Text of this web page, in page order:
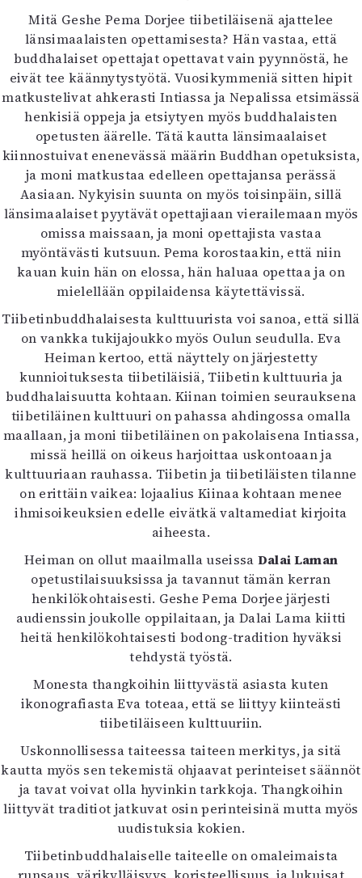
Mitä Geshe Pema Dorjee tiibetiläisenä ajattelee
länsimaalaisten opettamisesta? Hän vastaa, että
buddhalaiset opettajat opettavat vain pyynnöstä, he
eivät tee käännytystyötä. Vuosikymmeniä sitten hipit
matkustelivat ahkerasti Intiassa ja Nepalissa etsimässä
henkisiä oppeja ja etsiytyen myös buddhalaisten
opetusten äärelle. Tätä kautta länsimaalaiset
kiinnostuivat enenevässä määrin Buddhan opetuksista,
ja moni matkustaa edelleen opettajansa perässä
Aasiaan. Nykyisin suunta on myös toisinpäin, sillä
länsimaalaiset pyytävät opettajiaan vierailemaan myös
omissa maissaan, ja moni opettajista vastaa
myöntävästi kutsuun. Pema korostaakin, että niin
kauan kuin hän on elossa, hän haluaa opettaa ja on
mielellään oppilaidensa käytettävissä.
Tiibetinbuddhalaisesta kulttuurista voi sanoa, että sillä
on vankka tukijajoukko myös Oulun seudulla. Eva
Heiman kertoo, että näyttely on järjestetty
kunnioituksesta tiibetiläisiä, Tiibetin kulttuuria ja
buddhalaisuutta kohtaan. Kiinan toimien seurauksena
tiibetiläinen kulttuuri on pahassa ahdingossa omalla
maallaan, ja moni tiibetiläinen on pakolaisena Intiassa,
missä heillä on oikeus harjoittaa uskontoaan ja
kulttuuriaan rauhassa. Tiibetin ja tiibetiläisten tilanne
on erittäin vaikea: lojaalius Kiinaa kohtaan menee
ihmisoikeuksien edelle eivätkä valtamediat kirjoita
aiheesta.
Heiman on ollut maailmalla useissa Dalai Laman
opetustilaisuuksissa ja tavannut tämän kerran
henkilökohtaisesti. Geshe Pema Dorjee järjesti
audienssin joukolle oppilaitaan, ja Dalai Lama kiitti
heitä henkilökohtaisesti bodong-tradition hyväksi
tehdystä työstä.
Monesta thangkoihin liittyvästä asiasta kuten
ikonografiasta Eva toteaa, että se liittyy kiinteästi
tiibetiläiseen kulttuuriin.
Uskonnollisessa taiteessa taiteen merkitys, ja sitä
kautta myös sen tekemistä ohjaavat perinteiset säännöt
ja tavat voivat olla hyvinkin tarkkoja. Thangkoihin
liittyvät traditiot jatkuvat osin perinteisinä mutta myös
uudistuksia kokien.
Tiibetinbuddhalaiselle taiteelle on omaleimaista